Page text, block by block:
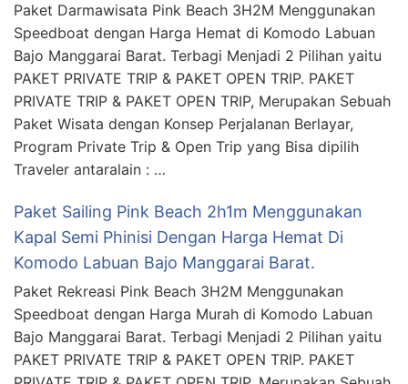
Paket Darmawisata Pink Beach 3H2M Menggunakan
Speedboat dengan Harga Hemat di Komodo Labuan
Bajo Manggarai Barat. Terbagi Menjadi 2 Pilihan yaitu
PAKET PRIVATE TRIP & PAKET OPEN TRIP. PAKET
PRIVATE TRIP & PAKET OPEN TRIP, Merupakan Sebuah
Paket Wisata dengan Konsep Perjalanan Berlayar,
Program Private Trip & Open Trip yang Bisa dipilih
Traveler antaralain : …
Paket Sailing Pink Beach 2h1m Menggunakan
Kapal Semi Phinisi Dengan Harga Hemat Di
Komodo Labuan Bajo Manggarai Barat.
Paket Rekreasi Pink Beach 3H2M Menggunakan
Speedboat dengan Harga Murah di Komodo Labuan
Bajo Manggarai Barat. Terbagi Menjadi 2 Pilihan yaitu
PAKET PRIVATE TRIP & PAKET OPEN TRIP. PAKET